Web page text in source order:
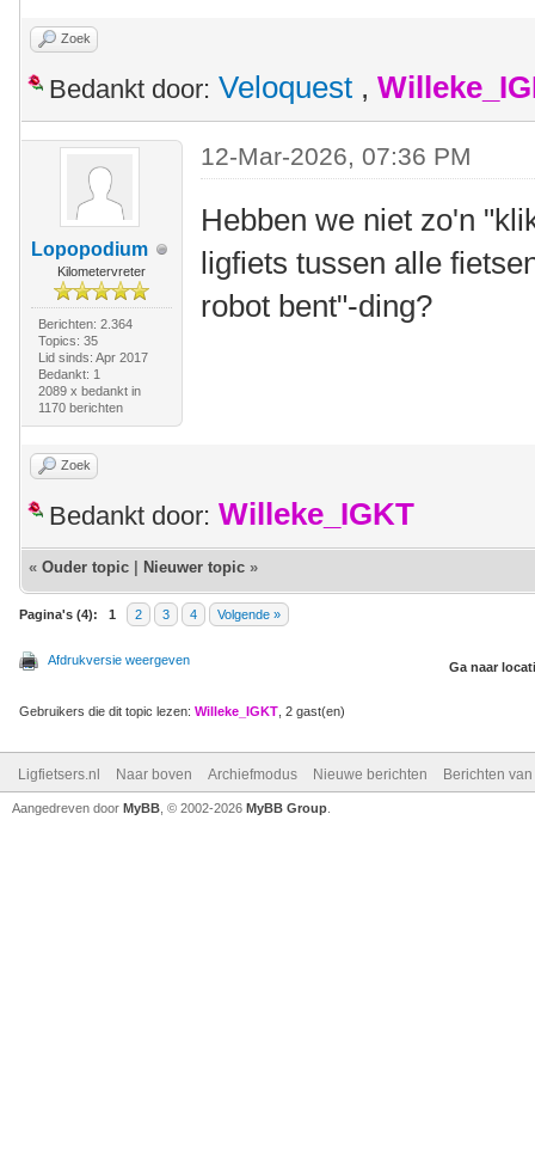
Zoek
Bedankt door: Veloquest ,
Lopopodium
Kilometervreter
Berichten: 2.364
Topics: 35
Lid sinds: Apr 2017
Bedankt: 1
2089 x bedankt in
1170 berichten
12-Mar-2026, 07:36 PM
Hebben we niet zo'n
ligfiets tussen alle
robot bent"-ding?
Zoek
Bedankt door: Willeke_IGKT
« Ouder topic Nieuwer topic »
Pagina's (4): 1 2 3 4 Volgende »
Afdrukversie weergeven Ga naar
Gebruikers die dit topic lezen: Willeke_IGKT , 2 gast(en)
Ligfietsers.nl Naar boven Archiefmodus Nieuwe berichten Berichten
Aangedreven door MyBB , © 2002-2026 MyBB Group